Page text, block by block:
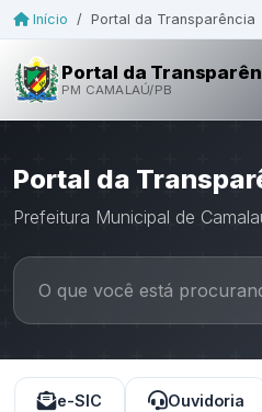
Início / Portal da Transparência
Portal da
PM CAMALAÚ/PB
Portal da
Prefeitura Municipal de
e-SIC Ouvidoria